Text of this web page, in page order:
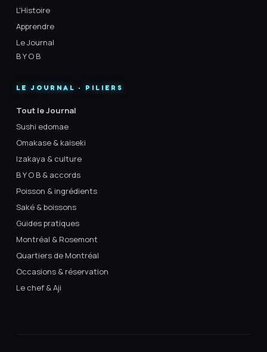
L'Histoire
Apprendre
Le Journal
B Y O B
LE JOURNAL · PILIERS
Tout le Journal
Sushi edomae
Omakase & kaiseki
Izakaya & culture
B Y O B & accords
Poisson & ingrédients
Saké & boissons
Guides pratiques
Montréal & Rosemont
Quartiers de Montréal
Occasions & réservation
Le chef & Aji